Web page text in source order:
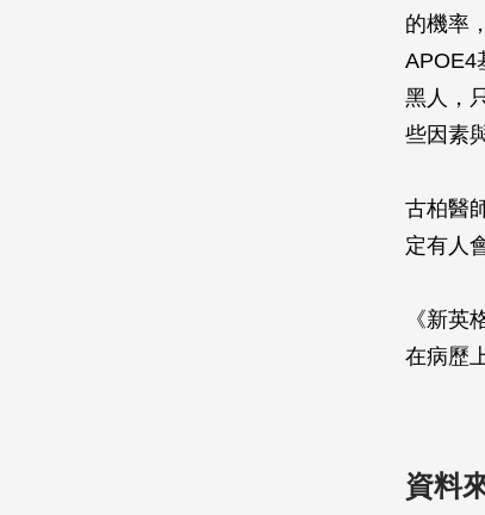
的機率
APOE4
黑人，
些因素
古柏醫
定有人
《新
在病歷
資料